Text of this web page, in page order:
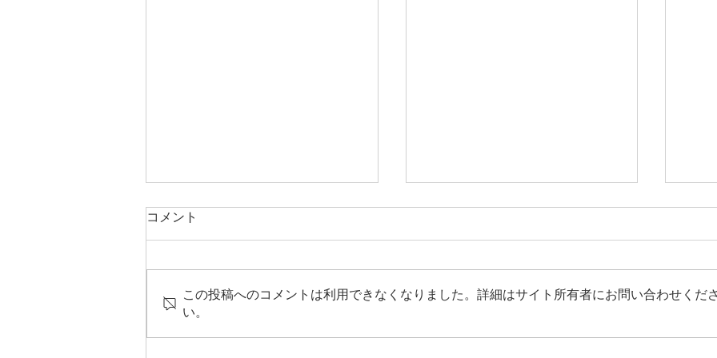
8月保護者相談の新規受付開
暑いですね。 みなさん熱中症に
気をつけて過ごしていただけたら
と思います。 さて，8月の保護者
み
コメント
この投稿へのコメントは利用できなくなりました。詳細はサイト所有者にお問い合わせくださ
い。